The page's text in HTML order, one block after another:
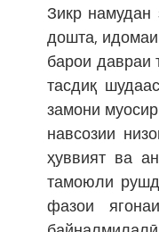
Зикр намудан
дошта, идомаи
барои давраи
тасдиқ
замони
навсозии
ҳуввият ва
тамоюли
фазои